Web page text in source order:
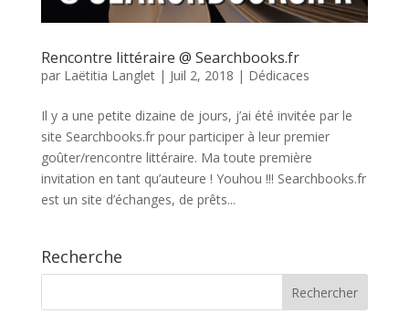
Rencontre littéraire @ Searchbooks.fr
par Laëtitia Langlet| Juil 2, 2018 | Dédicaces
Il y a une petite dizaine de jours, j’ai été invitée par le
site Searchbooks.fr pour participer à leur premier
goûter/rencontre littéraire. Ma toute première
invitation en tant qu’auteure ! Youhou !!! Searchbooks.fr
est un site d’échanges, de prêts...
Recherche